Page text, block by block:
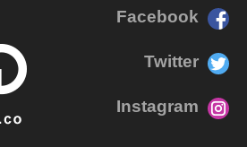
Facebook
Twitter
Instagram